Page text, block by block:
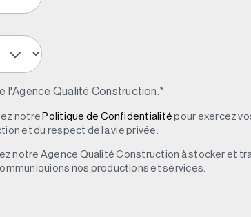
l'Agence Qualité Construction.*
notre Politique de Confidentialité pour exercez
et du respect de la vie privée.
notre Agence Qualité Construction à stocker et
nos productions et services.